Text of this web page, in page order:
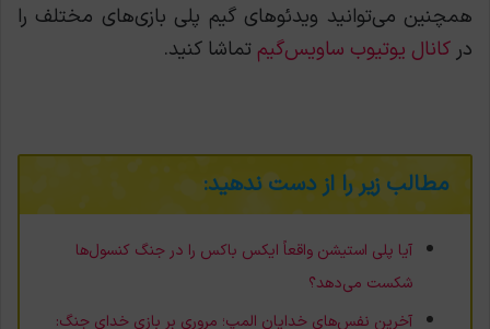
همچنین می‌توانید ویدئوهای گیم پلی بازی‌های مختلف را
در کانال یوتیوب ساویس‌گیم تماشا کنید.
مطالب زیر را از دست ندهید:
آیا پلی استیشن واقعاً ایکس باکس را در جنگ کنسول‌ها
شکست می‌دهد؟
آخرین نفس‌های خدایان المپ؛ مروری بر بازی خدای جنگ: